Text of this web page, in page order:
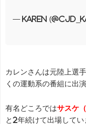
— KAREN
カレンさんは元陸上選
くの運動系の番組に出
有名どころではサスケ
と2年続けて出場してい